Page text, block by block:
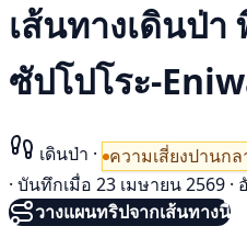
เส้นทางเดินป่
ซัปโปโระ-
เดินป่า · ความเสี่ยงปานกล
· บันทึกเมื่อ 23 เมษายน 2569 ·
วางแผนทริปจากเส้นทางนี้